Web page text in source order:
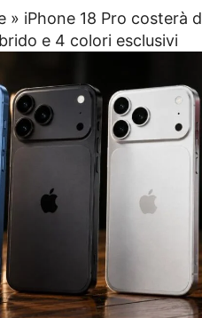
» iPhone 18 Pro costerà
e 4 colori esclusivi